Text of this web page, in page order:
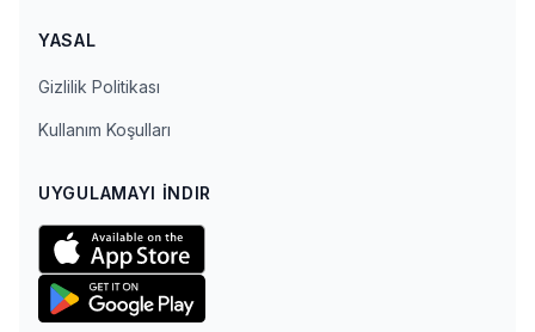
YASAL
Gizlilik Politikası
Kullanım Koşulları
UYGULAMAYI İNDIR